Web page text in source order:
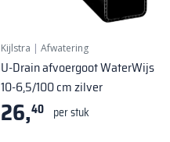
Kijlstra | Afwatering
U-Drain afvoergoot WaterWijs
10-6,5/100 cm zilver
26,40 per stuk